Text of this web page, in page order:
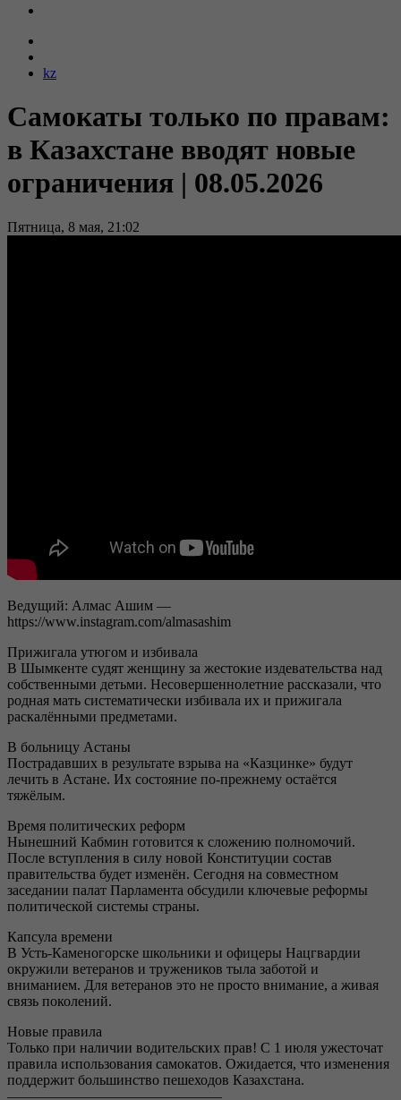
kz
Самокаты только по правам:
в Казахстане вводят новые
ограничения | 08.05.2026
Пятница, 8 мая, 21:02
Ведущий: Алмас Ашим —
https://www.instagram.com/almasashim
Прижигала утюгом и избивала
В Шымкенте судят женщину за жестокие издевательства над
собственными детьми. Несовершеннолетние рассказали, что
родная мать систематически избивала их и прижигала
раскалёнными предметами.
В больницу Астаны
Пострадавших в результате взрыва на «Казцинке» будут
лечить в Астане. Их состояние по-прежнему остаётся
тяжёлым.
Время политических реформ
Нынешний Кабмин готовится к сложению полномочий.
После вступления в силу новой Конституции состав
правительства будет изменён. Сегодня на совместном
заседании палат Парламента обсудили ключевые реформы
политической системы страны.
Капсула времени
В Усть-Каменогорске школьники и офицеры Нацгвардии
окружили ветеранов и тружеников тыла заботой и
вниманием. Для ветеранов это не просто внимание, а живая
связь поколений.
Новые правила
Только при наличии водительских прав! С 1 июля ужесточат
правила использования самокатов. Ожидается, что изменения
поддержит большинство пешеходов Казахстана.
———————————————